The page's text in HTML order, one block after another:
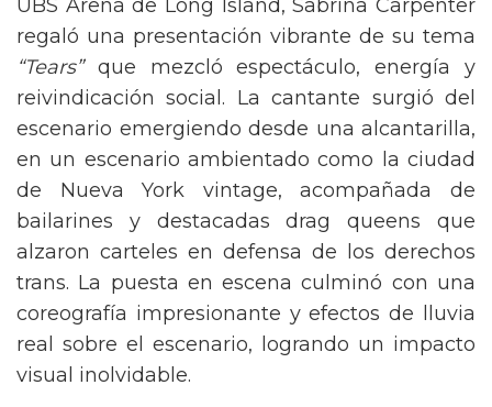
UBS Arena de Long Island, Sabrina Carpenter
regaló una presentación vibrante de su tema
“Tears”que mezcló espectáculo, energía y
reivindicación social. La cantante surgió del
escenario emergiendo desde una alcantarilla,
en un escenario ambientado como la ciudad
de Nueva York vintage, acompañada de
bailarines y destacadas drag queens que
alzaron carteles en defensa de los derechos
trans. La puesta en escena culminó con una
coreografía impresionante y efectos de lluvia
real sobre el escenario, logrando un impacto
visual inolvidable.